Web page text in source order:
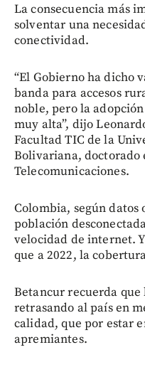
La consecuencia más
solventar una
conectividad.
“El Gobierno ha dicho
banda para accesos
noble, pero la
muy alta”, dijo
Facultad TIC de la
Bolivariana, doctorado
Telecomunicaciones.
Colombia, según
población
velocidad de internet.
que a 2022, la
Betancur recuerda
retrasando al país en
calidad, que por estar
apremiantes.